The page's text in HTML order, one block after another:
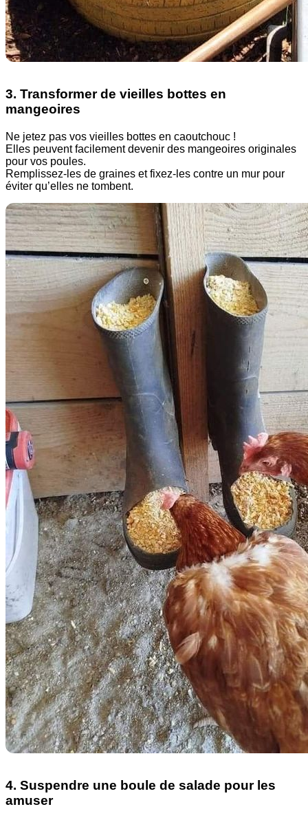
3. Transformer de vieilles bottes en
mangeoires
Ne jetez pas vos vieilles bottes en caoutchouc !
Elles peuvent facilement devenir des mangeoires originales
pour vos poules.
Remplissez-les de graines et fixez-les contre un mur pour
éviter qu’elles ne tombent.
4. Suspendre une boule de salade pour les
amuser